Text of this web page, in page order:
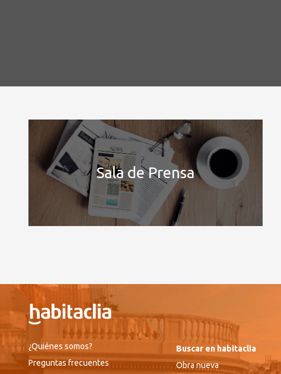
Sala de Prensa
¿Quiénes somos?
Preguntas frecuentes
Buscar en habitaclia
Obra nueva